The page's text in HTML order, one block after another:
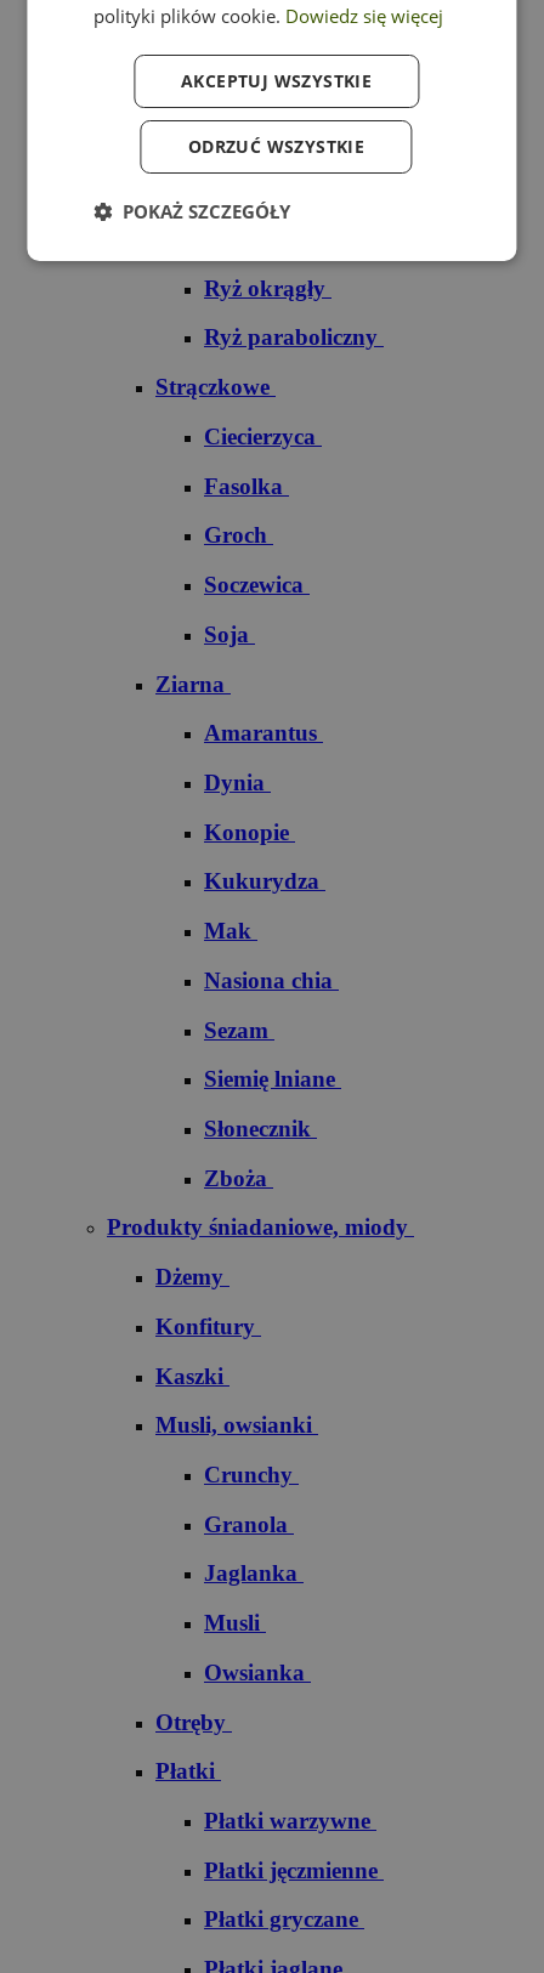
Ryż czerwony
Ryż do sushi
Ryż okrągły
Ryż paraboliczny
Strączkowe
Ciecierzyca
Fasolka
Groch
Soczewica
Soja
Ziarna
Amarantus
Dynia
Konopie
Kukurydza
Mak
Nasiona chia
Sezam
Siemię lniane
Słonecznik
Zboża
Produkty śniadaniowe, miody
Dżemy
Konfitury
Kaszki
Musli, owsianki
Crunchy
Granola
Jaglanka
Musli
Owsianka
Otręby
Płatki
Płatki warzywne
Płatki jęczmienne
Płatki gryczane
polityki plików cookie. Dowiedz się więcej
AKCEPTUJ WSZYSTKIE
ODRZUĆ WSZYSTKIE
POKAŻ SZCZEGÓŁY